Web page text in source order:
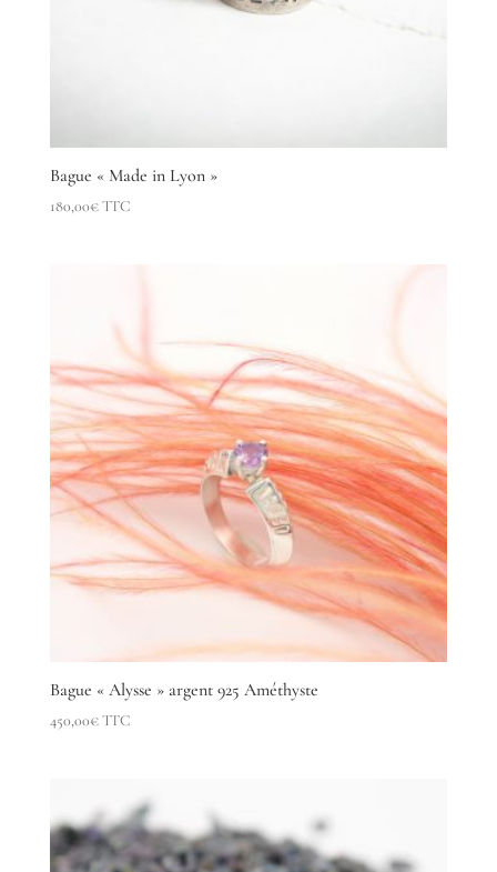
Bague « Made in Lyon »
180,00€TTC
Bague « Alysse » argent 925 Améthyste
450,00€TTC